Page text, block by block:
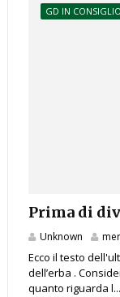
GD IN CONSIGLIO
Prima di
Unknown
Ecco il testo
dell’erba .
quanto riguarda l...